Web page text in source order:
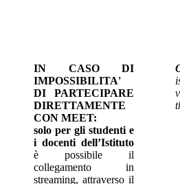
IN CASO DI
IMPOSSIBILITA'
DI PARTECIPARE
DIRETTAMENTE
CON MEET:
solo per gli studenti e
i docenti dell’Istituto
è possibile il
collegamento in
streaming, attraverso il